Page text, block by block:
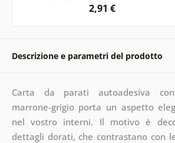
2,91 €
Descrizione e parametri del prodotto
Carta da parati autoadesiva
marrone-grigio porta un aspetto
nel vostro interni. Il motivo è
dettagli dorati, che contrastano con